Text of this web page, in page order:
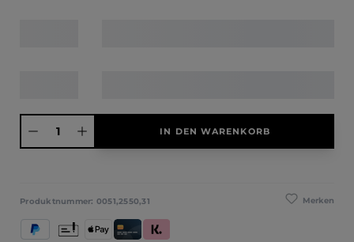
Produkt Anzahl: Gib den gewünschten Wert ein oder benutze die
IN DEN WARENKORB
Merken
Produktnummer: 0051,2550,31
PayPal Apple PayKredit- und Debitkarte
Klarna (Rechnung / Ratenkauf / Sofort)
Vorkasse